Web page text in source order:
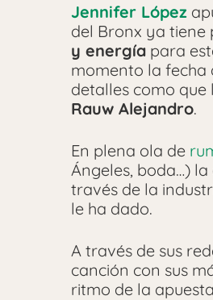
Jennifer López
del Bronx ya tiene
y energía para
momento la fecha
detalles como
Rauw Alejandro.
En plena ola de
Ángeles, boda…)
través de la
le ha dado.
A través de sus
canción con sus
ritmo de la